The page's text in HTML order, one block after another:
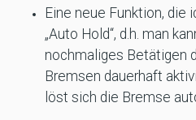
Eine neue Funktion, die
„Auto Hold“, d.h. man
nochmaliges Betätigen
Bremsen dauerhaft
löst sich die Bremse